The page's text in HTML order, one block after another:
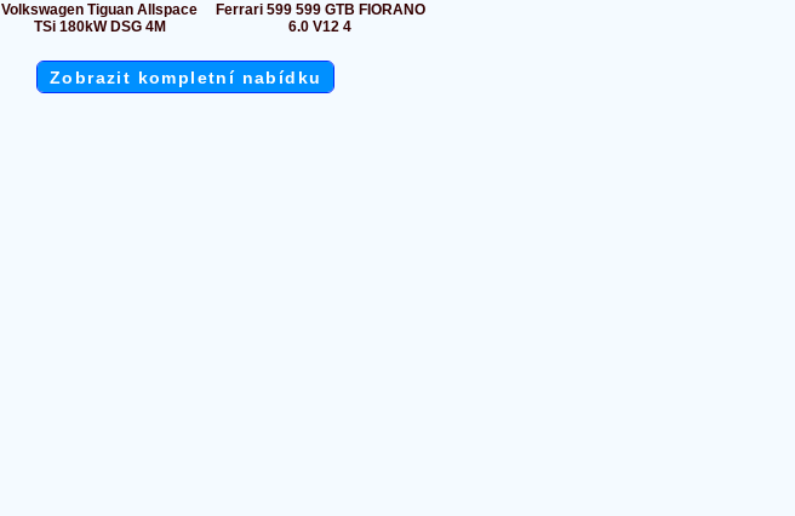
Volkswagen Tiguan Allspace
TSi 180kW DSG 4M
Ferrari 599 599 GTB FIORANO
6.0 V12 4
Zobrazit kompletní nabídku